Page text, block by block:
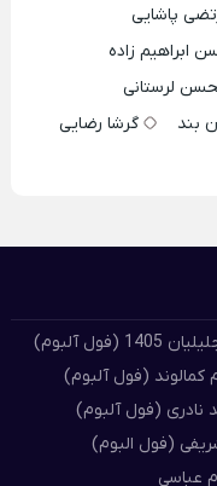
پاشایی
ابراهیم زاده
لرستانی
بند
گرشا رضایی
آلبوم)
کمالوند (فول آلبوم)
نادری (فول آلبوم)
(فول البوم)
عباسی